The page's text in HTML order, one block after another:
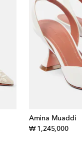
Amina Muaddi
₩ 1,245,000